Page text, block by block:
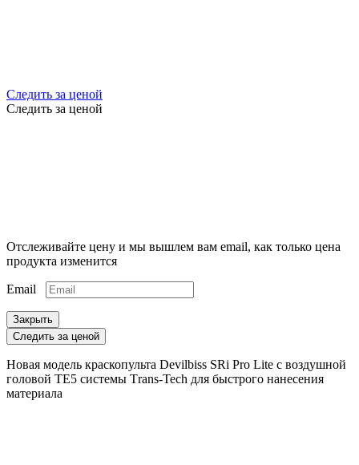
Следить за ценой
Следить за ценой
Отслеживайте цену и мы вышлем вам email, как только цена
продукта изменится
Email
Закрыть
Следить за ценой
Новая модель краскопульта Devilbiss SRi Pro Lite с воздушной
головой ТЕ5 системы Тrans-Tech для быстрого нанесения
материала